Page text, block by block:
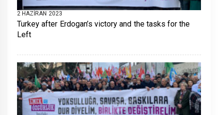
2 HAZIRAN 2023
Turkey after Erdogan’s victory and the tasks for the
Left